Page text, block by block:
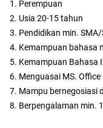
1. Perempuan
2. Usia 20-15 tahun
3. Pendidikan min.
4. Kemampuan bahasa
5. Kemampuan Bahasa
6. Menguasai MS. Office
7. Mampu bernegosiasi
8. Berpengalaman min.